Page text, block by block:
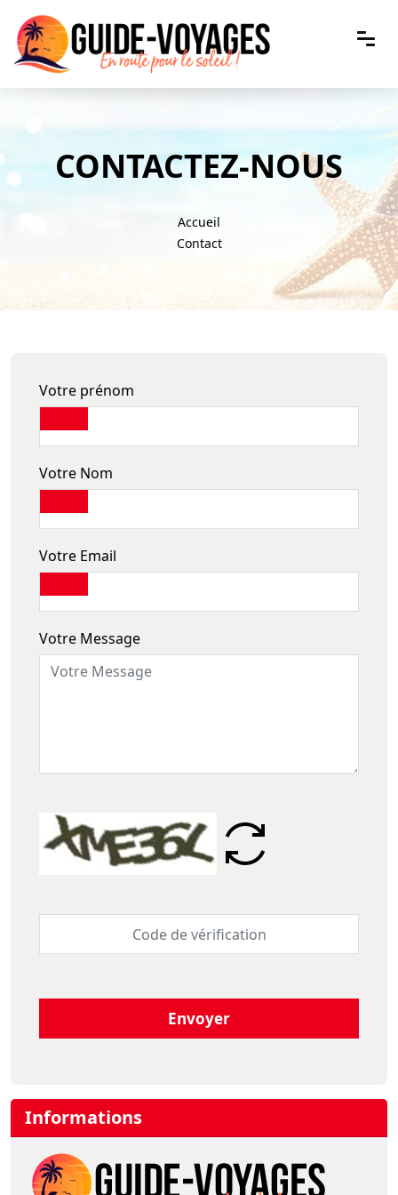
CONTACTEZ-NOUS
Accueil
Contact
Votre prénom
Votre Nom
Votre Email
Votre Message
Envoyer
Informations